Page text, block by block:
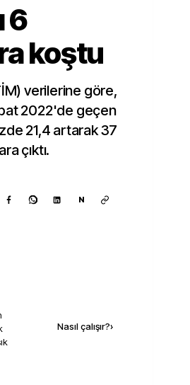
6
koştu
verilerine göre,
2022'de geçen
21,4 artarak 37
çıktı.
N
Nasıl çalışır?›